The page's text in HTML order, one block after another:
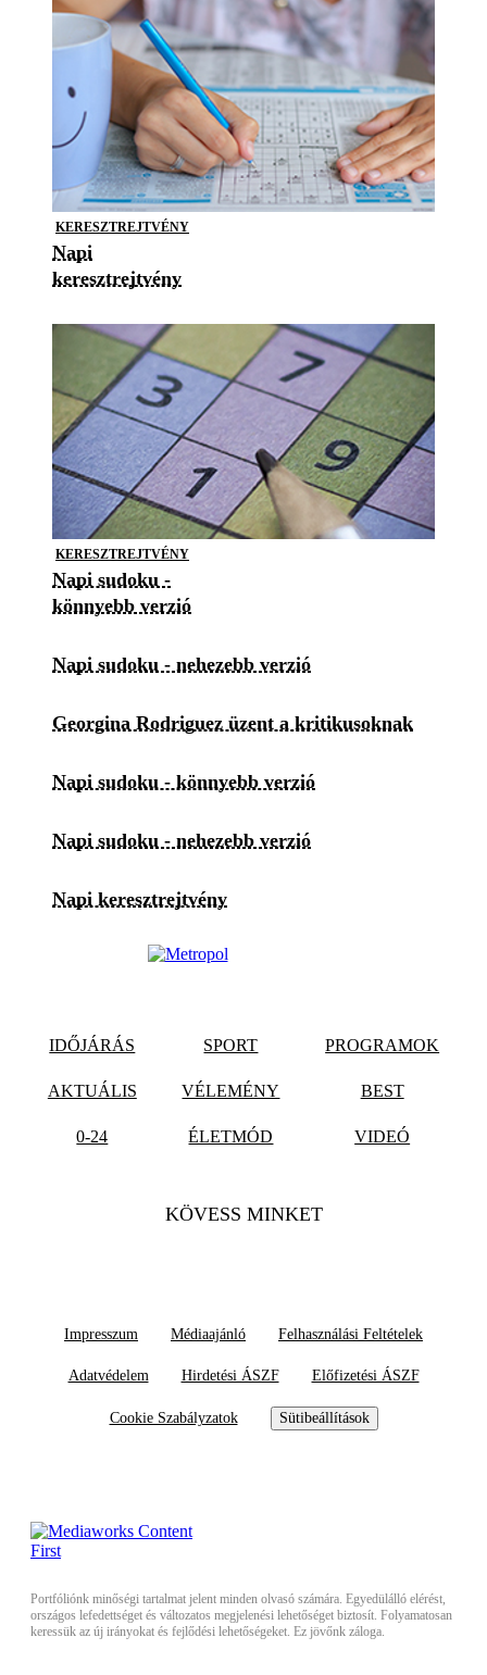
KERESZTREJTVÉNY
Napi
keresztrejtvény
KERESZTREJTVÉNY
Napi sudoku -
könnyebb verzió
Napi sudoku - nehezebb verzió
Georgina Rodriguez üzent a kritikusoknak
Napi sudoku - könnyebb verzió
Napi sudoku - nehezebb verzió
Napi keresztrejtvény
IDŐJÁRÁS SPORT PROGRAMOK
AKTUÁLIS VÉLEMÉNY BEST
0-24 ÉLETMÓD VIDEÓ
KÖVESS MINKET
Impresszum Médiaajánló Felhasználási Feltételek
Adatvédelem Hirdetési ÁSZF Előfizetési ÁSZF
Cookie Szabályzatok Sütibeállítások
Portfóliónk minőségi tartalmat jelent minden olvasó számára. Egyedülálló elérést,
országos lefedettséget és változatos megjelenési lehetőséget biztosít. Folyamatosan
keressük az új irányokat és fejlődési lehetőségeket. Ez jövőnk záloga.